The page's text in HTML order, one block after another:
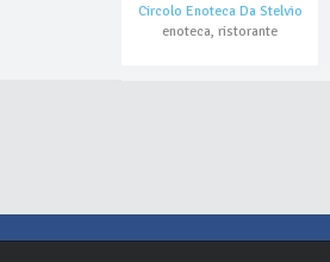
Circolo Enoteca Da Stelvio
enoteca, ristorante